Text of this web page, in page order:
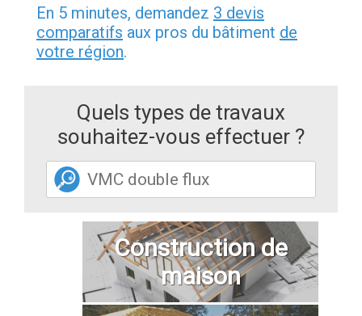
En 5 minutes, demandez 3 devis
comparatifs aux pros du bâtiment de
votre région.
Quels types de travaux
souhaitez-vous effectuer ?
Construction de
maison